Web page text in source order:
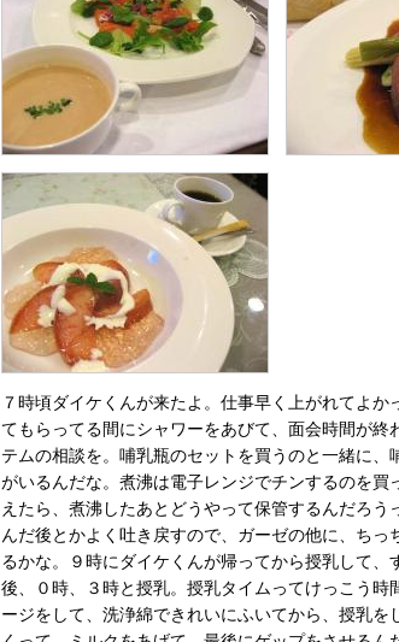
７時頃ダイケくんが来たよ。仕事早く上がれてよか
てもらってる間にシャワーをあびて、面会時間が終
テムの相談を。哺乳瓶のセットを買うのと一緒に、
がいるんだな。煮沸は電子レンジでチンするのを買
えたら、煮沸したあとどうやって保管するんだろう
んだ後とかよく吐き戻すので、ガーゼの他に、ちっ
るかな。９時にダイケくんが帰ってから授乳して、
後、０時、３時と授乳。授乳タイムってけっこう時
ージをして、洗浄綿できれいにふいてから、授乳を